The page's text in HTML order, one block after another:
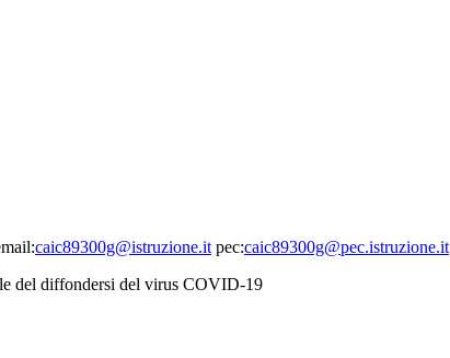
caic89300g@istruzione.it pec:caic89300g@pec.istruzione.it
del diffondersi del virus COVID-19